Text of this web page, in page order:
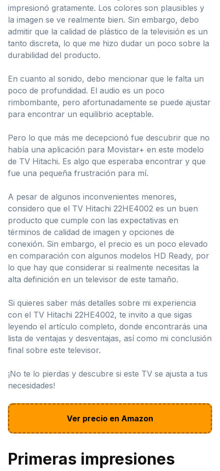
impresionó gratamente. Los colores son plausibles y
la imagen se ve realmente bien. Sin embargo, debo
admitir que la calidad de plástico de la televisión es un
tanto discreta, lo que me hizo dudar un poco sobre la
durabilidad del producto.
En cuanto al sonido, debo mencionar que le falta un
poco de profundidad. El audio es un poco
rimbombante, pero afortunadamente se puede ajustar
para encontrar un equilibrio aceptable.
Pero lo que más me decepcionó fue descubrir que no
había una aplicación para Movistar+ en este modelo
de TV Hitachi. Es algo que esperaba encontrar y que
fue una pequeña frustración para mí.
A pesar de algunos inconvenientes menores,
considero que el TV Hitachi 22HE4002 es un buen
producto que cumple con las expectativas en
términos de calidad de imagen y opciones de
conexión. Sin embargo, el precio es un poco elevado
en comparación con algunos modelos HD Ready, por
lo que hay que considerar si realmente necesitas la
alta definición en un televisor de este tamaño.
Si quieres saber más detalles sobre mi experiencia
con el TV Hitachi 22HE4002, te invito a que sigas
leyendo el artículo completo, donde encontrarás una
lista de ventajas y desventajas, así como mi conclusión
final sobre este televisor.
¡No te lo pierdas y descubre si este TV se ajusta a tus
necesidades!
Ver precio en Amazon
Primeras impresiones